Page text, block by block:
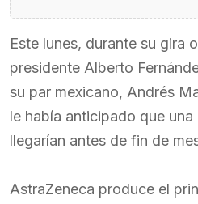
Este lunes, durante su gira
presidente Alberto
su par mexicano, Andrés
le había anticipado que
llegarían antes de fin de
AstraZeneca produce el